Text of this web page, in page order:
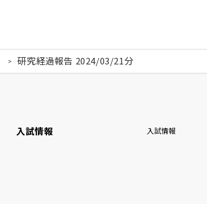
研究経過報告 2024/03/21分
入試情報 入試情報